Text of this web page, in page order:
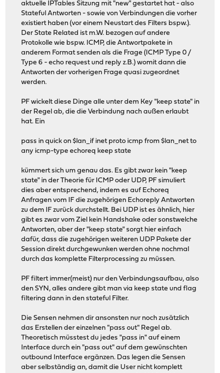
aktuelle IPTables Sitzung mit "new" gestartet hat - also
Stateful Antworten - sowie von Verbindungen die vorher
existiert haben (vor einem Neustart des Filters bspw.).
Der State Related ist m.W. bezogen auf andere
Protokolle wie bspw. ICMP, die Antwortpakete in
anderem Format senden als die Frage (ICMP Type 0 /
Type 6 - echo request und reply z.B.) womit dann die
Antworten der vorherigen Frage quasi zugeordnet
werden.
PF wickelt diese Dinge alle unter dem Key "keep state" in
der Regel ab, die die Verbindung nach außen erlaubt
hat. Ein
pass in quick on $lan_if inet proto icmp from $lan_net to
any icmp-type echoreq keep state
kümmert sich um genau das. Es gibt zwar kein "keep
state" in der Theorie für ICMP oder UDP, PF simuliert
dies aber entsprechend, indem es auf Echoreq
Anfragen vom IF die zugehörigen Echoreply Antworten
zu dem IF zurück durchstellt. Bei UDP ist es ähnlich, hier
gibt es zwar vom Ziel kein Handshake oder sonstwelche
Antworten, aber der "keep state" sorgt hier einfach
dafür, dass die zugehörigen weiteren UDP Pakete der
Session direkt durchgewunken werden ohne nochmal
durch das komplette Filterprocessing zu müssen.
PF filtert immer(meist) nur den Verbindungsaufbau, also
den SYN, alles andere gibt man via keep state und flag
filtering dann in den stateful Filter.
Die Sensen nehmen dir ansonsten nur noch zusätzlich
das Erstellen der einzelnen "pass out" Regel ab.
Theoretisch müsstest du jedes "pass in" auf einem
Interface durch ein "pass out" auf dem gewünschten
outbound Interface ergänzen. Das legen die Sensen
aber selbständig an, damit die User nicht komplett